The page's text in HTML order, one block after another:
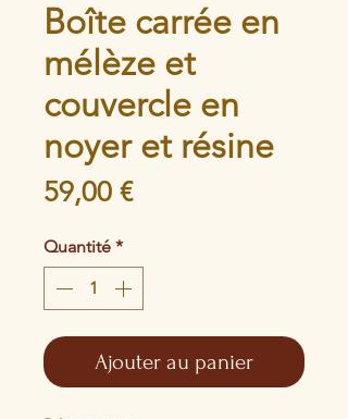
Boîte carrée en
mélèze et
couvercle en
noyer et résine
59,00 €Prix
Quantité *
Ajouter au panier